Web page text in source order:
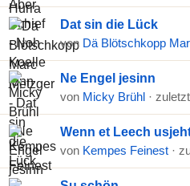
Dat sin die Lück
von Dä Blötschkopp
Ne Engel jesinn
von Micky Brühl ·
Wenn et Leech
von Kempes Feinest ·